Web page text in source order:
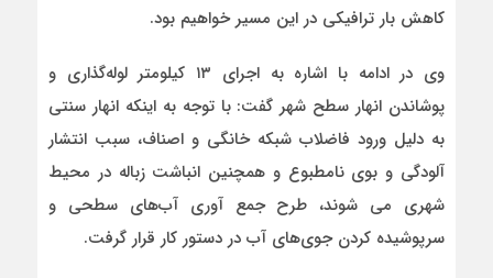
کاهش بار ترافیکی در این مسیر خواهیم بود.
وی در ادامه با اشاره به اجرای ۱۳ کیلومتر لوله‌گذاری و
پوشاندن انهار سطح شهر گفت: با توجه به اینکه انهار سنتی
به دلیل ورود فاضلاب شبکه خانگی و اصناف، سبب انتشار
آلودگی و بوی نامطبوع و همچنین انباشت زباله در محیط
شهری می شوند، طرح جمع آوری آب‌های سطحی و
سرپوشیده کردن جوی‌های آب در دستور کار قرار گرفت.